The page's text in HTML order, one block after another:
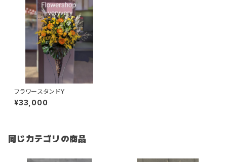
フラワースタンドY
¥33,000
同じカテゴリの商品